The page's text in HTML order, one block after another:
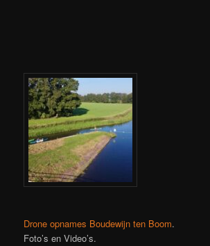
Drone opnames Boudewijn ten Boom.
Foto’s en Video’s.